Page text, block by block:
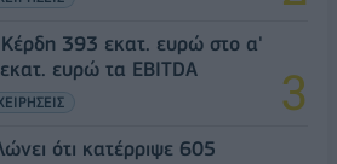
Κέρδη 393 εκατ. ευρώ στο α'
ευρώ τα EBITDA
ότι κατέρριψε 605